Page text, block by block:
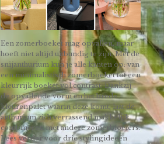
Een zomerboeket mag opvallen, maar
hoeft niet altijd uitbundig te zijn. Met de
snijanthurium kun je alle kanten op: van
een minimalistisch zomerboeket tot een
kleurrijk boeket vol contrast. Dankzij
de opvallende vorm en het brede
kleurenpalet waarin deze komt, laat de
anthurium zich verrassend makkelijk
combineren met andere zomerbloeiers.
Lees verder voor drie stylingideeën